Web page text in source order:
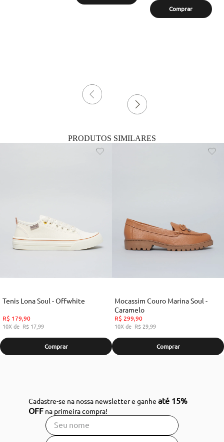
Comprar
PRODUTOS SIMILARES
Tenis Lona Soul - Offwhite
R$ 179,90
10
R$ 17,99
Comprar
Mocassim Couro Marina Soul -
Caramelo
R$ 299,90
10
R$ 29,99
Comprar
Cadastre-se na nossa newsletter e ganheaté 15%
OFF na primeira compra!